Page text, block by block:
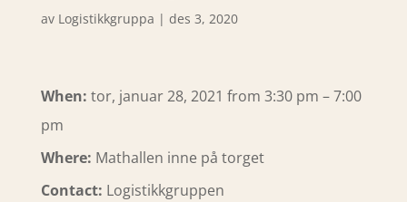
av Logistikkgruppa | des 3, 2020
When: tor, januar 28, 2021 from 3:30 pm – 7:00
pm
Where: Mathallen inne på torget
Contact: Logistikkgruppen